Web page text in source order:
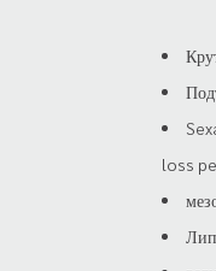
loss